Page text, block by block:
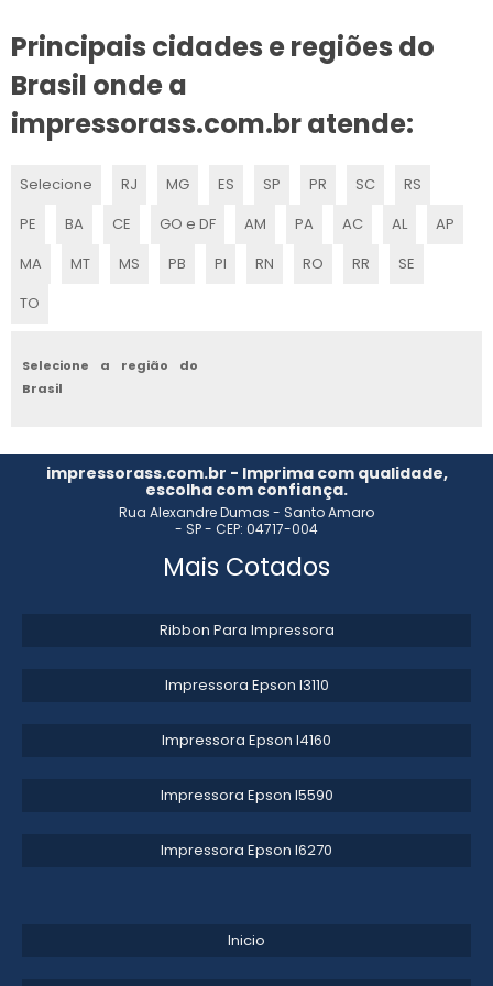
CLICHERIA COMPLETA
EMPRESA DE CLICHERIA
CLICHÊ PARA IMPRESSÃO COMPRAR
ONDE COMPRAR CLICHÊ PARA IMPRESSÃO
CLICHÊ DE FLEXOGRAFIA
CLICHERIA EM SÃO PAULO
CLICHÊ PARA IMPRESSÃO FLEXOGRÁFICA
CLICHÊ PARA RELEVO SECO
SOLUÇÕES EM CLICHERIA
Principais cidades e regiões do
Brasil onde a
impressorass.com.br atende:
Selecione RJ MG ES SP PR SC
RS
PE
BA CE GO e DF AM PA AC AL
AP
MA
MT MS PB PI RN RO RR
SE
TO
Selecione a região do
Brasil
impressorass.com.br - Imprima com qualidade,
escolha com confiança.
Rua Alexandre Dumas - Santo Amaro
- SP - CEP: 04717-004
Mais Cotados
Ribbon Para Impressora
Impressora Epson l3110​
Impressora Epson l4160​
Impressora Epson l5590​
Impressora Epson l6270​
Inicio